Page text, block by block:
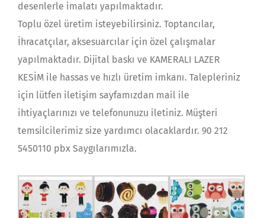
desenlerle imalatı yapılmaktadır.
Toplu özel üretim isteyebilirsiniz. Toptancılar,
İhracatçılar, aksesuarcılar için özel çalışmalar
yapılmaktadır. Dijital baskı ve KAMERALI LAZER
KESİM ile hassas ve hızlı üretim imkanı. Talepleriniz
için lütfen iletişim sayfamızdan mail ile
ihtiyaçlarınızı ve telefonunuzu iletiniz. Müşteri
temsilcilerimiz size yardımcı olacaklardır. 90 212
5450110 pbx Saygılarımızla.